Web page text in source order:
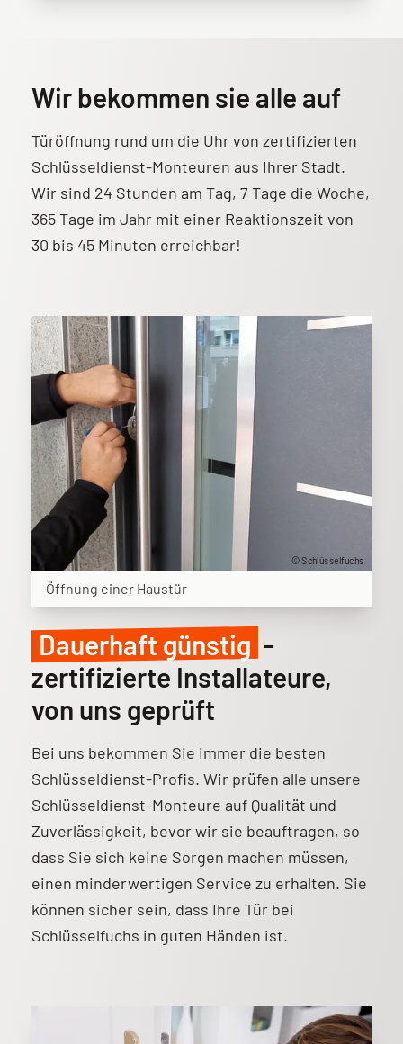
Wir bekommen sie alle auf
Türöffnung rund um die Uhr von zertifizierten
Schlüsseldienst-Monteuren aus Ihrer Stadt.
Wir sind 24 Stunden am Tag, 7 Tage die Woche,
365 Tage im Jahr mit einer Reaktionszeit von
30 bis 45 Minuten erreichbar!
© Schlüsselfuchs
Öffnung einer Haustür
Dauerhaft günstig -
zertifizierte Installateure,
von uns geprüft
Bei uns bekommen Sie immer die besten
Schlüsseldienst-Profis. Wir prüfen alle unsere
Schlüsseldienst-Monteure auf Qualität und
Zuverlässigkeit, bevor wir sie beauftragen, so
dass Sie sich keine Sorgen machen müssen,
einen minderwertigen Service zu erhalten. Sie
können sicher sein, dass Ihre Tür bei
Schlüsselfuchs in guten Händen ist.